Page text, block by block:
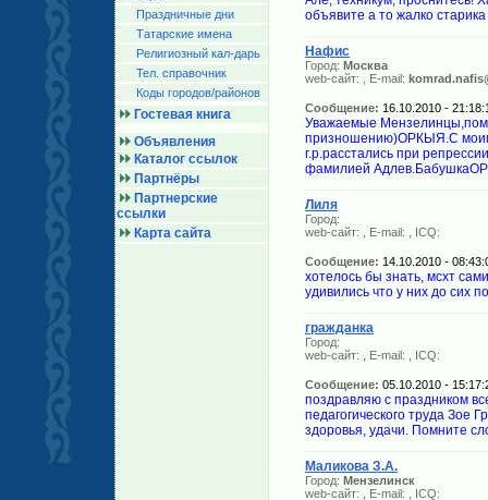
Праздничные дни
Татарские имена
Религиозный кал-дарь
Тел. справочник
Коды городов/райoнов
Гостевая книга
Объявления
Каталог ссылок
Партнёры
Партнерские
ссылки
Карта сайта
объявите а то жалко старика
Нафис
Город: Москва
web-сайт:
, E-mail:
Сообщение: 16.10.2010 -
Уважаемые
призношению)ОРКЫЯ.С
г.р.расстались при
фамилией
Лиля
Город:
web-сайт:
, E-mail: , ICQ:
Сообщение: 14.10.2010 -
хотелось бы знать, мсхт
удивились что у них до сих
гражданка
Город:
web-сайт:
, E-mail: , ICQ:
Сообщение: 05.10.2010 -
поздравляю с праздником
педагогического труда Зое
здоровья, удачи. Помните
Маликова З.А.
Город: Мензелинск
web-сайт:
, E-mail: , ICQ: